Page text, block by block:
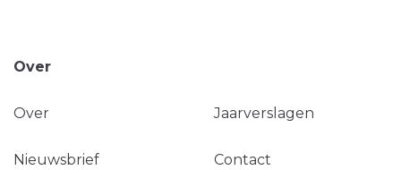
Over
Over Jaarverslagen
Nieuwsbrief Contact